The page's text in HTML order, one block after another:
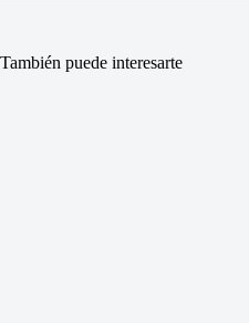
También puede interesarte